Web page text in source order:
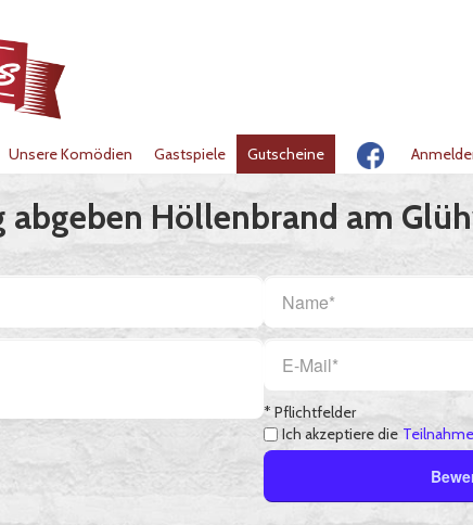
Unsere Komödien Gastspiele Gutscheine
abgeben Höllenbrand am
* Pflichtfelder
Ich akzeptiere die